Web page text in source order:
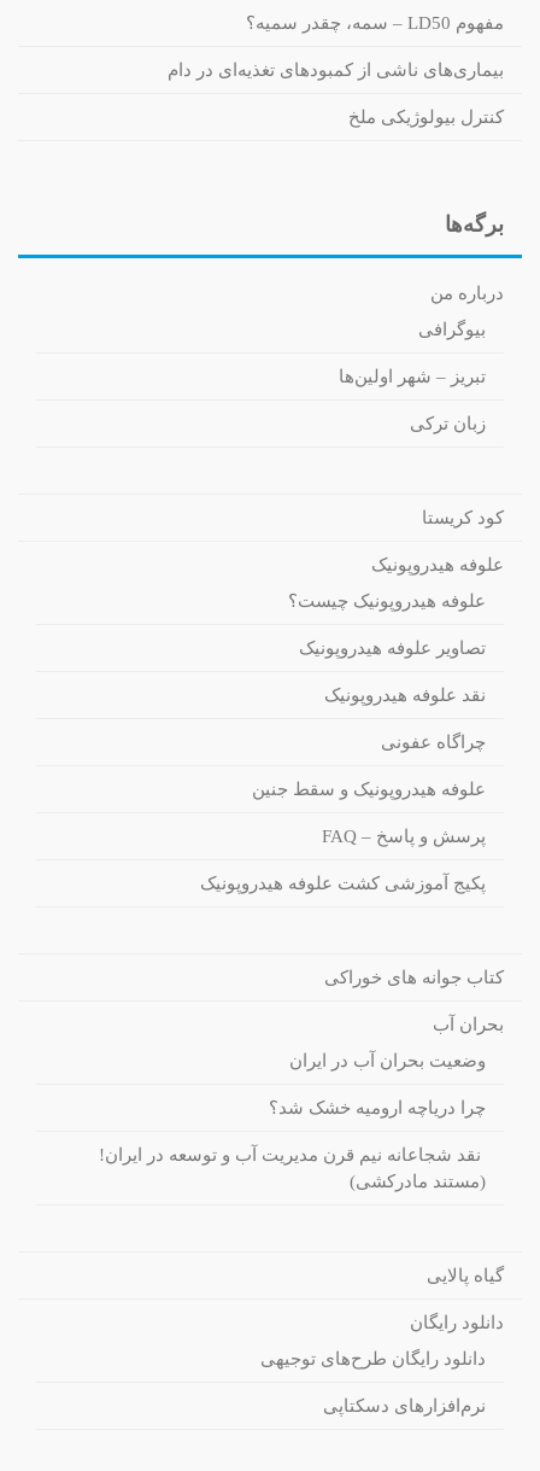
مفهوم LD50 – سمه، چقدر سمیه؟
بیماری‌های ناشی از کمبودهای تغذیه‌ای در دام
کنترل بیولوژیکی ملخ
برگه‌ها
درباره من
بیوگرافی
تبریز – شهر اولین‌ها
زبان ترکی
کود کریستا
علوفه هیدروپونیک
علوفه هیدروپونیک چیست؟
تصاویر علوفه هیدروپونیک
نقد علوفه هیدروپونیک
چراگاه عفونی
علوفه هیدروپونیک و سقط جنین
پرسش و پاسخ – FAQ
پکیج آموزشی کشت علوفه هیدروپونیک
کتاب جوانه های خوراکی
بحران آب
وضعیت بحران آب در ایران
چرا دریاچه ارومیه خشک شد؟
نقد شجاعانه نیم قرن مدیریت آب و توسعه در ایران!
(مستند مادرکشی)
گیاه پالایی
دانلود رایگان
دانلود رایگان طرح‌های توجیهی
نرم‌افزارهای دسکتاپی